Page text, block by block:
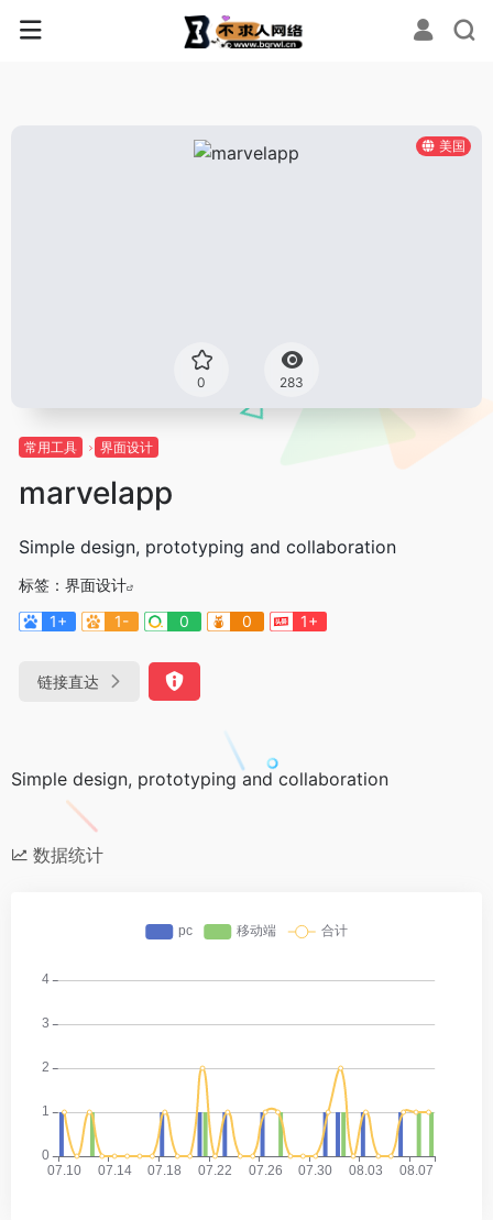
美国
0 283
常用工具 界面设计
marvelapp
Simple design, prototyping and collaboration
标签： 界面设计
1+
1- 0 0 1+
链接直达
Simple design, prototyping and collaboration
数据统计